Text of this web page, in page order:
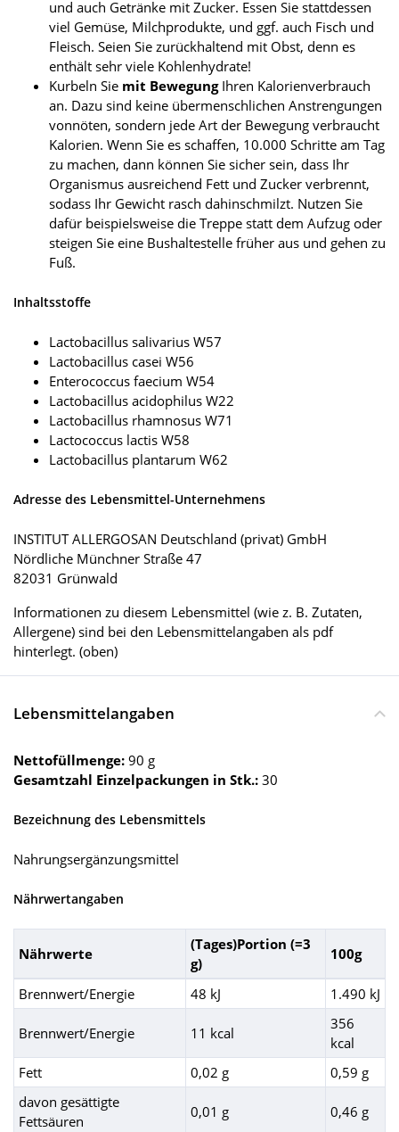
und auch Getränke mit Zucker. Essen Sie stattdessen
viel Gemüse, Milchprodukte, und ggf. auch Fisch und
Fleisch. Seien Sie zurückhaltend mit Obst, denn es
enthält sehr viele Kohlenhydrate!
Kurbeln Sie mit Bewegung Ihren Kalorienverbrauch
an. Dazu sind keine übermenschlichen Anstrengungen
vonnöten, sondern jede Art der Bewegung verbraucht
Kalorien. Wenn Sie es schaffen, 10.000 Schritte am Tag
zu machen, dann können Sie sicher sein, dass Ihr
Organismus ausreichend Fett und Zucker verbrennt,
sodass Ihr Gewicht rasch dahinschmilzt. Nutzen Sie
dafür beispielsweise die Treppe statt dem Aufzug oder
steigen Sie eine Bushaltestelle früher aus und gehen zu
Fuß.
Inhaltsstoffe
Lactobacillus salivarius W57
Lactobacillus casei W56
Enterococcus faecium W54
Lactobacillus acidophilus W22
Lactobacillus rhamnosus W71
Lactococcus lactis W58
Lactobacillus plantarum W62
Adresse des Lebensmittel-Unternehmens
INSTITUT ALLERGOSAN Deutschland (privat) GmbH
Nördliche Münchner Straße 47
82031 Grünwald
Informationen zu diesem Lebensmittel (wie z. B. Zutaten,
Allergene) sind bei den Lebensmittelangaben als pdf
hinterlegt. (oben)
Lebensmittelangaben
Nettofüllmenge: 90 g
Gesamtzahl Einzelpackungen in Stk.: 30
Bezeichnung des Lebensmittels
Nahrungsergänzungsmittel
Nährwertangaben
Nährwerte
(Tages)Portion (=3
g)
100g
Brennwert/Energie 48 kJ 1.490 kJ
Brennwert/Energie 11 kcal
356
kcal
Fett
0,02 g
0,59 g
davon gesättigte
Fettsäuren
0,01 g 0,46 g